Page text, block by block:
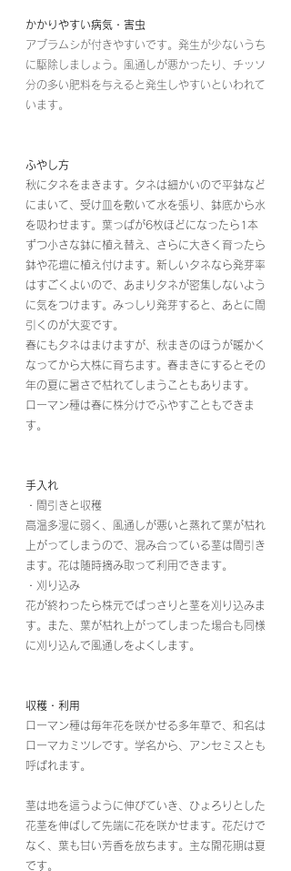
かかりやすい病気・害虫
アブラムシが付きやすいです。発生が少ないうち
に駆除しましょう。風通しが悪かったり、チッソ
分の多い肥料を与えると発生しやすいといわれて
います。
ふやし方
秋にタネをまきます。タネは細かいので平鉢など
にまいて、受け皿を敷いて水を張り、鉢底から水
を吸わせます。葉っぱが6枚ほどになったら1本
ずつ小さな鉢に植え替え、さらに大きく育ったら
鉢や花壇に植え付けます。新しいタネなら発芽率
はすごくよいので、あまりタネが密集しないよう
に気をつけます。みっしり発芽すると、あとに間
引くのが大変です。
春にもタネはまけますが、秋まきのほうが暖かく
なってから大株に育ちます。春まきにするとその
年の夏に暑さで枯れてしまうこともあります。
ローマン種は春に株分けでふやすこともできま
す。
手入れ
・間引きと収穫
高温多湿に弱く、風通しが悪いと蒸れて葉が枯れ
上がってしまうので、混み合っている茎は間引き
ます。花は随時摘み取って利用できます。
・刈り込み
花が終わったら株元でばっさりと茎を刈り込みま
す。また、葉が枯れ上がってしまった場合も同様
に刈り込んで風通しをよくします。
収穫・利用
ローマン種は毎年花を咲かせる多年草で、和名は
ローマカミツレです。学名から、アンセミスとも
呼ばれます。
茎は地を這うように伸びていき、ひょろりとした
花茎を伸ばして先端に花を咲かせます。花だけで
なく、葉も甘い芳香を放ちます。主な開花期は夏
です。